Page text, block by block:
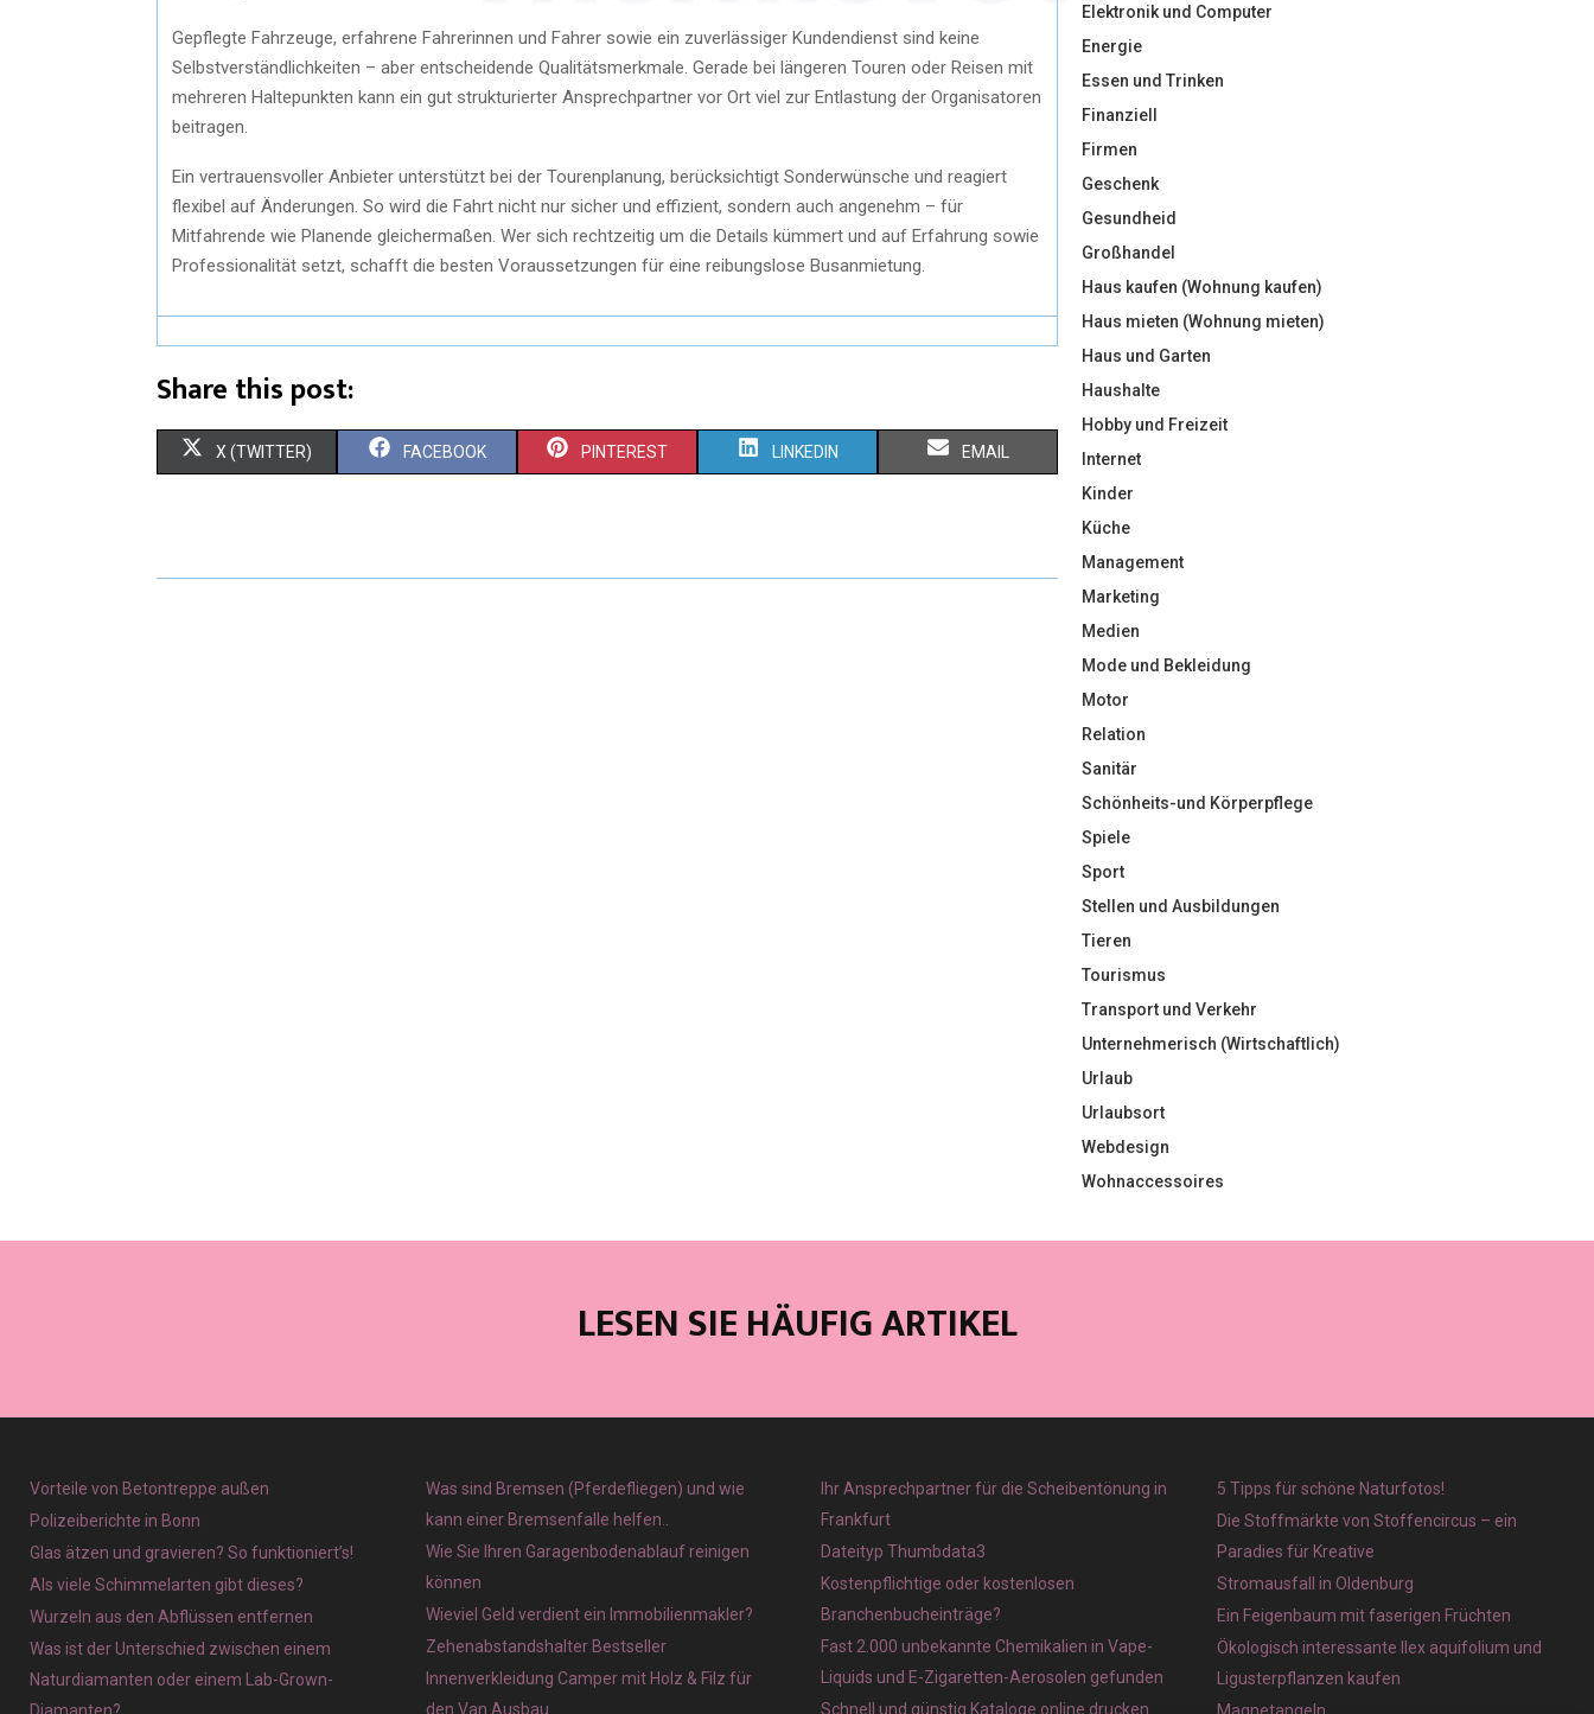
Gepflegte Fahrzeuge, erfahrene Fahrerinnen und Fahrer sowie ein zuverlässiger Kundendienst sind keine
Selbstverständlichkeiten – aber entscheidende Qualitätsmerkmale. Gerade bei längeren Touren oder Reisen mit
mehreren Haltepunkten kann ein gut strukturierter Ansprechpartner vor Ort viel zur Entlastung der Organisatoren
beitragen.
Ein vertrauensvoller Anbieter unterstützt bei der Tourenplanung, berücksichtigt Sonderwünsche und reagiert
flexibel auf Änderungen. So wird die Fahrt nicht nur sicher und effizient, sondern auch angenehm – für
Mitfahrende wie Planende gleichermaßen. Wer sich rechtzeitig um die Details kümmert und auf Erfahrung sowie
Professionalität setzt, schafft die besten Voraussetzungen für eine reibungslose Busanmietung.
Share this post:
S
R
X (TWITTER) S
R
FACEBOOK S
R
PINTEREST S
R
LINKEDIN S
R
EMAIL
Elektronik und Computer
Energie
Essen und Trinken
Finanziell
Firmen
Geschenk
Gesundheid
Großhandel
Haus kaufen (Wohnung kaufen)
Haus mieten (Wohnung mieten)
Haus und Garten
Haushalte
Hobby und Freizeit
Internet
Kinder
Küche
Management
Marketing
Medien
Mode und Bekleidung
Motor
Relation
Sanitär
Schönheits-und Körperpflege
Spiele
Sport
Stellen und Ausbildungen
Tieren
Tourismus
Transport und Verkehr
Unternehmerisch (Wirtschaftlich)
Urlaub
Urlaubsort
Webdesign
Wohnaccessoires
LESEN SIE HÄUFIG ARTIKEL
Vorteile von Betontreppe außen
Polizeiberichte in Bonn
Glas ätzen und gravieren? So funktioniert’s!
Als viele Schimmelarten gibt dieses?
Wurzeln aus den Abflüssen entfernen
Was ist der Unterschied zwischen einem
Naturdiamanten oder einem Lab-Grown-
Was sind Bremsen (Pferdefliegen) und wie
kann einer Bremsenfalle helfen..
Wie Sie Ihren Garagenbodenablauf reinigen
können
Wieviel Geld verdient ein Immobilienmakler?
Zehenabstandshalter Bestseller
Innenverkleidung Camper mit Holz & Filz für
den Van Ausbau
Ihr Ansprechpartner für die Scheibentönung in
Frankfurt
Dateityp Thumbdata3
Kostenpflichtige oder kostenlosen
Branchenbucheinträge?
Fast 2.000 unbekannte Chemikalien in Vape-
Liquids und E-Zigaretten-Aerosolen gefunden
Schnell und günstig Kataloge online drucken
5 Tipps für schöne Naturfotos!
Die Stoffmärkte von Stoffencircus – ein
Paradies für Kreative
Stromausfall in Oldenburg
Ein Feigenbaum mit faserigen Früchten
Ökologisch interessante Ilex aquifolium und
Ligusterpflanzen kaufen